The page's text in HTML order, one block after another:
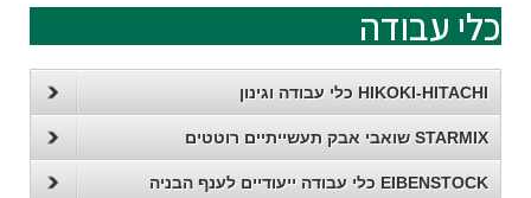
כלי עבודה
HIKOKI-HITACHI כלי עבודה וגינון
STARMIX שואבי אבק תעשייתיים רוטטים
EIBENSTOCK כלי עבודה ייעודיים לענף הבניה